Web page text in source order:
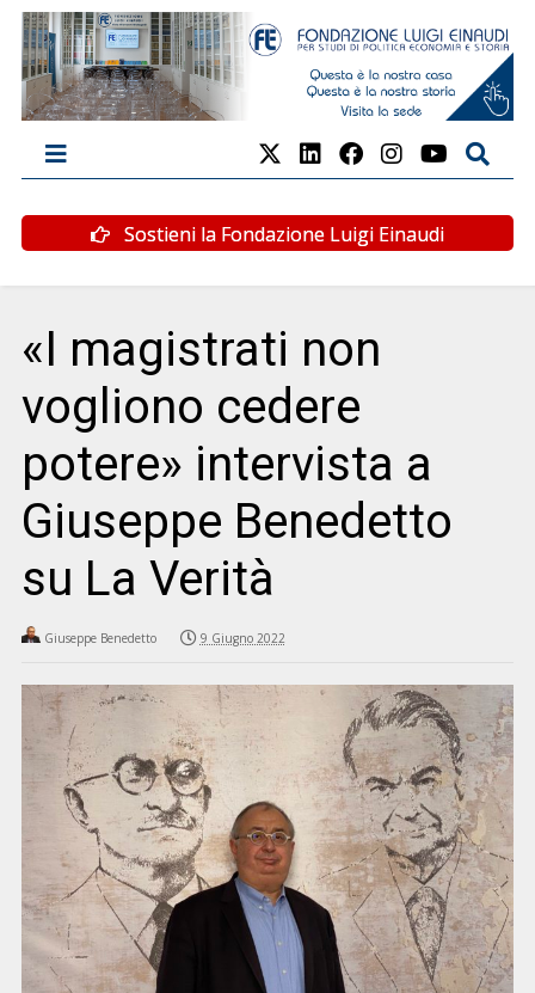
Sostieni la Fondazione Luigi Einaudi
«I magistrati non
vogliono cedere
potere» intervista a
Giuseppe Benedetto
su La Verità
Giuseppe Benedetto 9 Giugno 2022